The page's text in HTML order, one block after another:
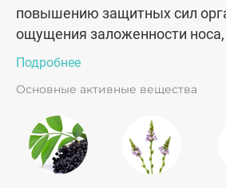
повышению защитных сил
ощущения заложенности
дыхания и очищению верхних
Подробнее
Основные активные вещества